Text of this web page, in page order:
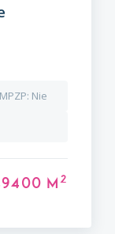
MPZP: Nie
m 2